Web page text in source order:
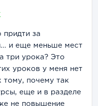
придти за
и еще меньше мест
три урока? Это
уроков у меня нет
тому, почему так
еще и в разделе
не повышение